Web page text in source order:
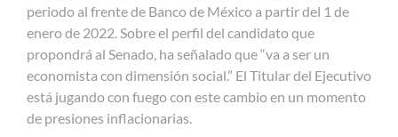
periodo al frente de Banco de México a partir del 1 de
enero de 2022. Sobre el perfil del candidato que
propondrá al Senado, ha señalado que “va a ser un
economista con dimensión social.” El Titular del Ejecutivo
está jugando con fuego con este cambio en un momento
de presiones inflacionarias.